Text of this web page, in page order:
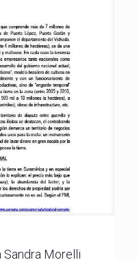
Sandra Morelli